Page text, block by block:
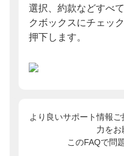
選択、約款などすべ
クボックスにチェッ
押下します。
より良いサポート情報
力をお
このFAQで問